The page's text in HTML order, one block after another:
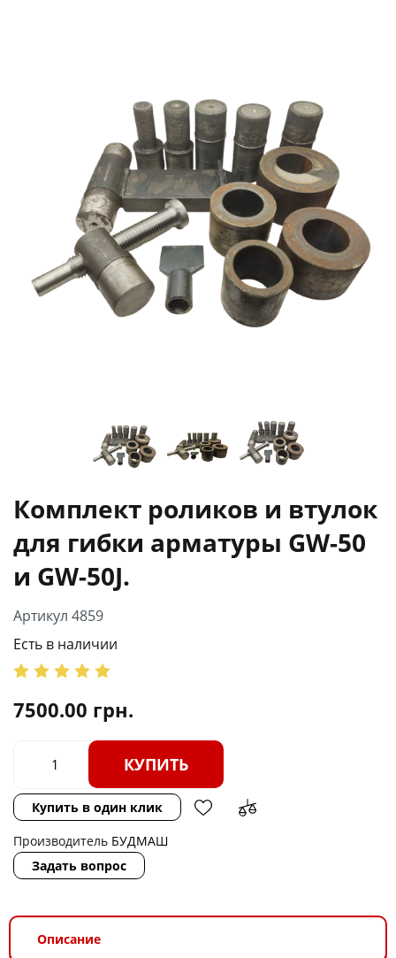
Комплект роликов и втулок
для гибки арматуры GW-50
и GW-50J.
Артикул 4859
Есть в наличии
7500.00 грн.
КУПИТЬ
Купить в один клик
Производитель БУДМАШ
Задать вопрос
Описание